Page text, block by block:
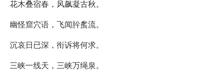
花木叠宿春，风飙凝古秋。
幽怪窟穴语，飞闻肸蚃流。
沉哀日已深，衔诉将何求。
三峡一线天，三峡万绳泉。